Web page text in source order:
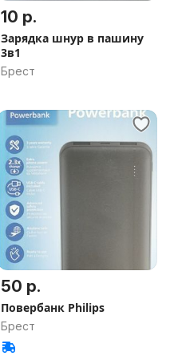
10 р.
Зарядка шнур в пашину
3в1
Брест
50 р.
Повербанк Philips
Брест